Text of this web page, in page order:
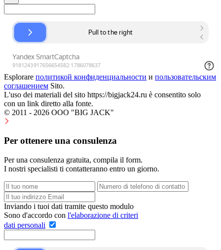
Esplorare политикой конфиденциальности и пользовательским
соглашением Sito.
L'uso dei materiali del sito https://bigjack24.ru è consentito solo
con un link diretto alla fonte.
© 2011 - 2026 OOO "BIG JACK"
Per ottenere una consulenza
Per una consulenza gratuita, compila il form.
I nostri specialisti ti contatteranno entro un giorno.
Inviando i tuoi dati tramite questo modulo
Sono d'accordo con l'elaborazione di criteri
dati personali